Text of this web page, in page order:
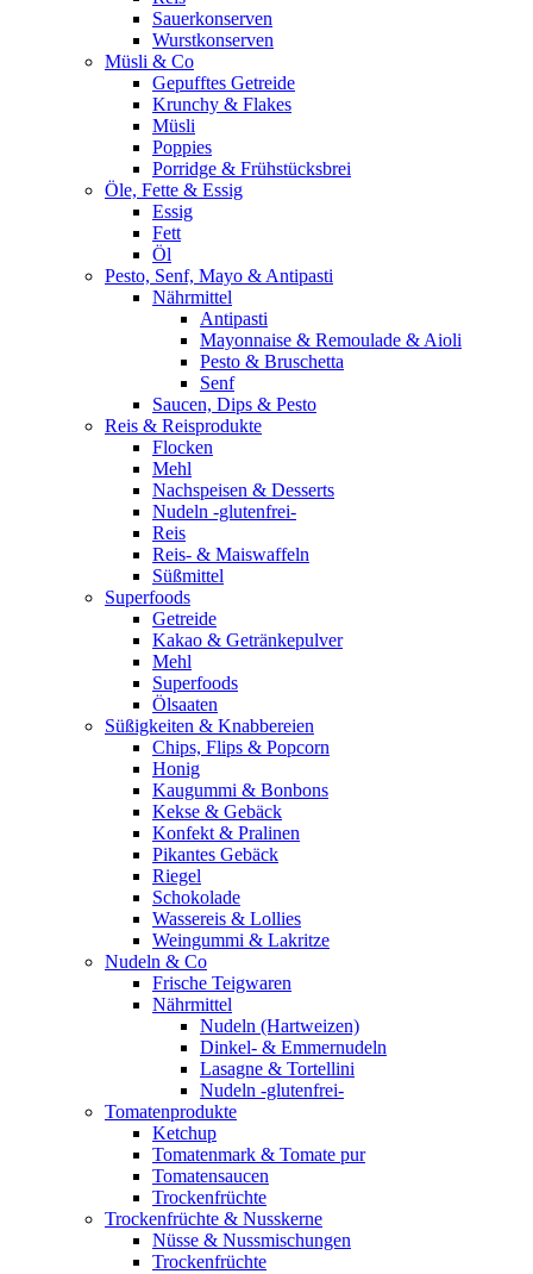
Sauerkonserven
Wurstkonserven
Müsli & Co
Gepufftes Getreide
Krunchy & Flakes
Müsli
Poppies
Porridge & Frühstücksbrei
Öle, Fette & Essig
Essig
Fett
Öl
Pesto, Senf, Mayo & Antipasti
Nährmittel
Antipasti
Mayonnaise & Remoulade & Aioli
Pesto & Bruschetta
Senf
Saucen, Dips & Pesto
Reis & Reisprodukte
Flocken
Mehl
Nachspeisen & Desserts
Nudeln -glutenfrei-
Reis
Reis- & Maiswaffeln
Süßmittel
Superfoods
Getreide
Kakao & Getränkepulver
Mehl
Superfoods
Ölsaaten
Süßigkeiten & Knabbereien
Chips, Flips & Popcorn
Honig
Kaugummi & Bonbons
Kekse & Gebäck
Konfekt & Pralinen
Pikantes Gebäck
Riegel
Schokolade
Wassereis & Lollies
Weingummi & Lakritze
Nudeln & Co
Frische Teigwaren
Nährmittel
Nudeln (Hartweizen)
Dinkel- & Emmernudeln
Lasagne & Tortellini
Nudeln -glutenfrei-
Tomatenprodukte
Ketchup
Tomatenmark & Tomate pur
Tomatensaucen
Trockenfrüchte
Trockenfrüchte & Nusskerne
Nüsse & Nussmischungen
Trockenfrüchte